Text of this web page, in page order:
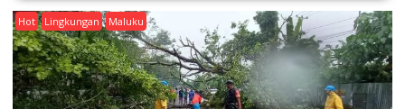
Hot Lingkungan Maluku